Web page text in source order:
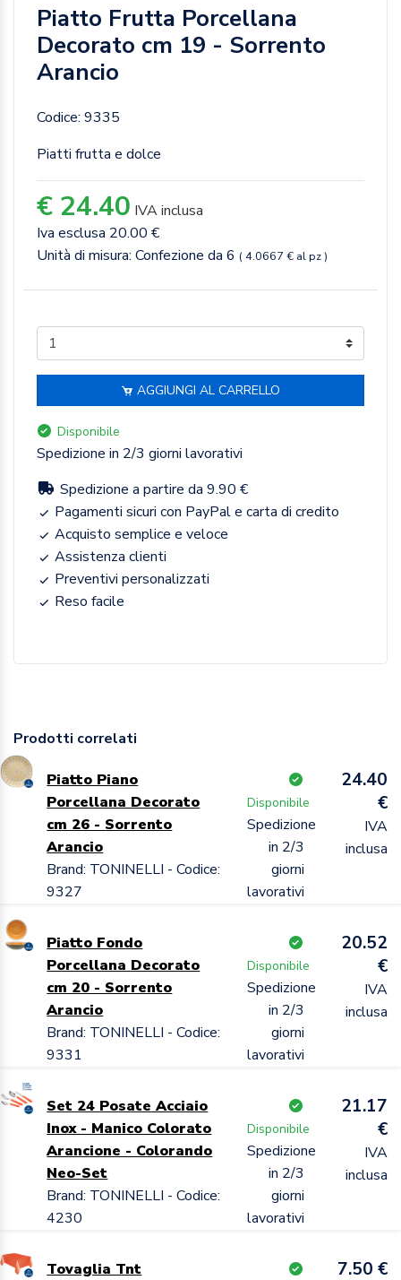
Piatto Frutta Porcellana
Decorato cm 19 - Sorrento
Arancio
Codice: 9335
Piatti frutta e dolce
€ 24.40 IVA inclusa
Iva esclusa 20.00 €
Unità di misura: Confezione da 6 ( 4.0667 € al pz )
AGGIUNGI AL CARRELLO
Disponibile
Spedizione in 2/3 giorni lavorativi
Spedizione a partire da 9.90 €
Pagamenti sicuri con PayPal e carta di credito
Acquisto semplice e veloce
Assistenza clienti
Preventivi personalizzati
Reso facile
Prodotti correlati
Piatto Piano
Porcellana Decorato
cm 26 - Sorrento
Arancio
Brand: TONINELLI - Codice:
9327
Disponibile
Spedizione
in 2/3
giorni
lavorativi
24.40
€
IVA
inclusa
Piatto Fondo
Porcellana Decorato
cm 20 - Sorrento
Arancio
Brand: TONINELLI - Codice:
9331
Disponibile
Spedizione
in 2/3
giorni
lavorativi
20.52
€
IVA
inclusa
Set 24 Posate Acciaio
Inox - Manico Colorato
Arancione - Colorando
Neo-Set
Brand: TONINELLI - Codice:
4230
Disponibile
Spedizione
in 2/3
giorni
lavorativi
21.17
€
IVA
inclusa
Tovaglia Tnt 7.50 €